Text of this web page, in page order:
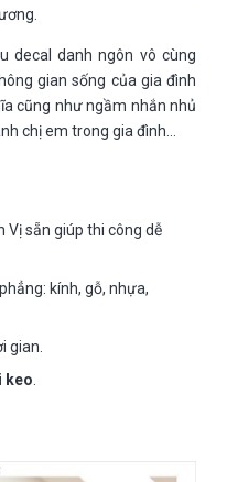
decal danh ngôn vô cùng
gian sống của gia đình
cũng như ngầm nhắn nhủ
chị em trong gia đình…
Vị sẵn giúp thi công dễ
kính, gỗ, nhựa,
gian.
keo.